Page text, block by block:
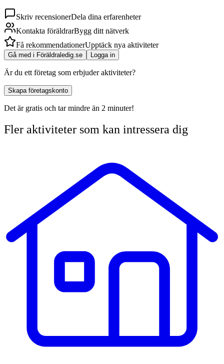
Skriv recensionerDela dina erfarenheter
Kontakta föräldrarBygg ditt nätverk
Få rekommendationerUpptäck nya aktiviteter
Gå med i Föräldraledig.se Logga in
Är du ett företag som erbjuder aktiviteter?
Skapa företagskonto
Det är gratis och tar mindre än 2 minuter!
Fler aktiviteter som kan intressera dig